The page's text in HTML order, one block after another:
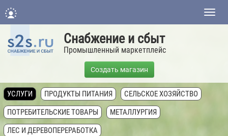
Снабжение и сбыт
Промышленный маркетплейс
Создать магазин
УСЛУГИ ПРОДУКТЫ ПИТАНИЯ
СЕЛЬСКОЕ ХОЗЯЙСТВО
ПОТРЕБИТЕЛЬСКИЕ ТОВАРЫ
МЕТАЛЛУРГИЯ
ЛЕС И ДЕРЕВОПЕРЕРАБОТКА